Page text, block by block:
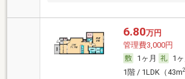
6.80万円
管理費3,000円
1ヶ月
1ヶ
1階 / 1LDK（43m2